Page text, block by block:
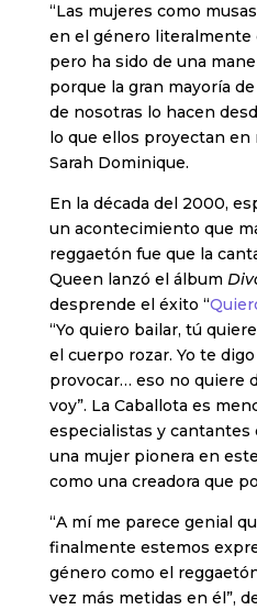
“Las mujeres como
en el género literalmente
pero ha sido de una
porque la gran mayoría
de nosotras lo hacen
lo que ellos proyectan en
Sarah Dominique.
En la década del 2000,
un acontecimiento que
reggaetón fue que la
Queen lanzó el álbum
desprende el éxito “
“Yo quiero bailar, tú
el cuerpo rozar. Yo te
provocar… eso no quiere
voy”. La Caballota es
especialistas y
una mujer pionera en
como una creadora que
“A mí me parece genial
finalmente estemos
género como el
vez más metidas en él”,